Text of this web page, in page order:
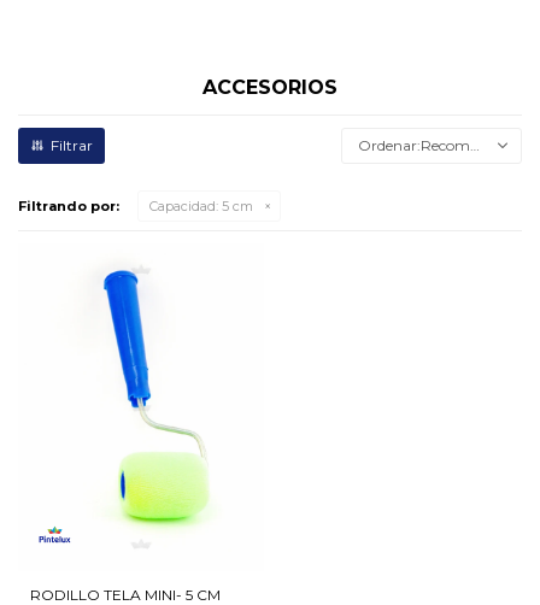
ACCESORIOS
Recomendados
Filtrando por: Capacidad: 5 cm
RODILLO TELA MINI- 5 CM